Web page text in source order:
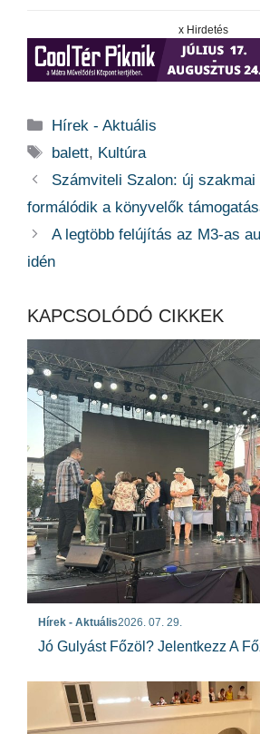
x Hirdetés
Kategória
Hírek - Aktuális
Címkék
balett, Kultúra
Számviteli Szalon: új
formálódik a könyvelők
A legtöbb felújítás az M3-as
idén
KAPCSOLÓDÓ CIKKEK
Hírek - Aktuális2026. 07. 29.
Jó Gulyást Főzöl? Jelentkezz A